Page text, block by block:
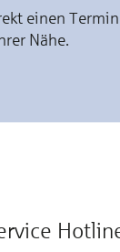
einen
Nähe.